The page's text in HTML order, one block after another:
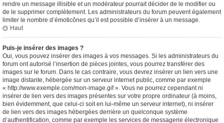
rendre un message illisible et un modérateur pourrait décider de le modifier ou
de le supprimer complètement. Les administrateurs du forum peuvent également
limiter le nombre d’émoticônes qu’il est possible d’insérer à un message.
Haut
Puis-je insérer des images ?
Oui, vous pouvez insérer des images à vos messages. Si les administrateurs du
forum ont autorisé l’insertion de pièces jointes, vous pourrez transférer des
images sur le forum. Dans le cas contraire, vous devrez insérer un lien vers une
image distante, hébergée sur un serveur internet public, comme par exemple
« http://www.exemple.com/mon-image.gif ». Vous ne pourrez cependant ni
insérer de lien vers des images présentes sur votre propre ordinateur (à moins,
bien évidemment, que celui-ci soit en lui-même un serveur internet), ni insérer
de lien vers des images hébergées derrière un quelconque système
d’authentification, comme par exemple les services de messagerie électronique